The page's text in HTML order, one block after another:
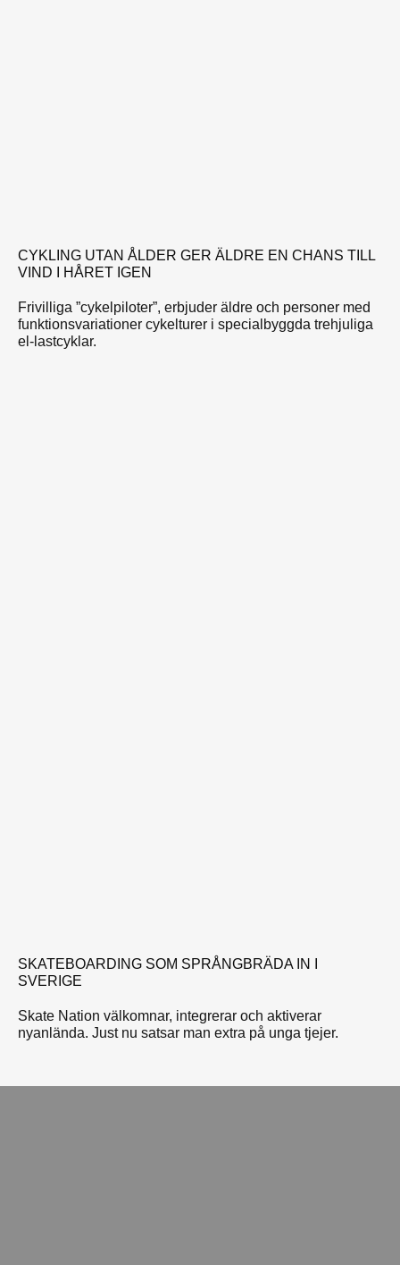
CYKLING UTAN ÅLDER GER ÄLDRE EN CHANS TILL
VIND I HÅRET IGEN
Frivilliga ”cykelpiloter”, erbjuder äldre och personer med
funktionsvariationer cykelturer i specialbyggda trehjuliga
el-lastcyklar.
SKATEBOARDING SOM SPRÅNGBRÄDA IN I
SVERIGE
Skate Nation välkomnar, integrerar och aktiverar
nyanlända. Just nu satsar man extra på unga tjejer.